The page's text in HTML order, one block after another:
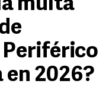
multa
Periférico
en 2026?